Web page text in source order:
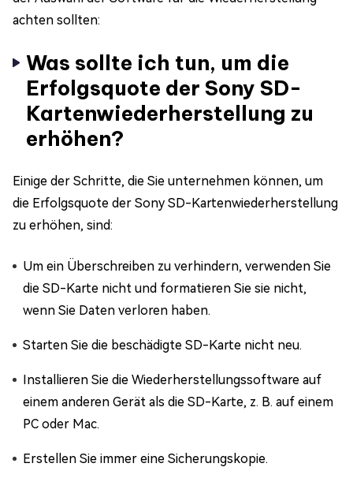
achten sollten:
Was sollte ich tun, um die
Erfolgsquote der Sony SD-
Kartenwiederherstellung zu
erhöhen?
Einige der Schritte, die Sie unternehmen können, um
die Erfolgsquote der Sony SD-Kartenwiederherstellung
zu erhöhen, sind:
Um ein Überschreiben zu verhindern, verwenden Sie
die SD-Karte nicht und formatieren Sie sie nicht,
wenn Sie Daten verloren haben.
Starten Sie die beschädigte SD-Karte nicht neu.
Installieren Sie die Wiederherstellungssoftware auf
einem anderen Gerät als die SD-Karte, z. B. auf einem
PC oder Mac.
Erstellen Sie immer eine Sicherungskopie.